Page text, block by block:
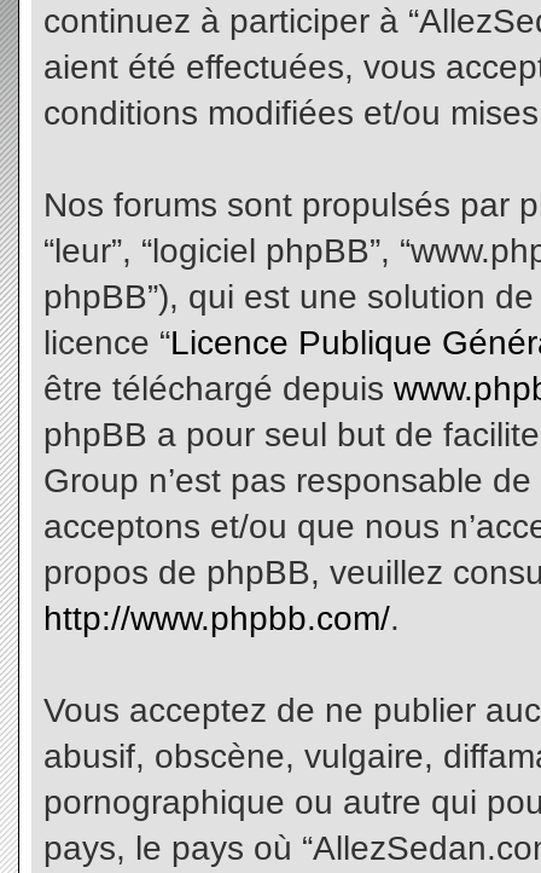
continuez à participer à
aient été effectuées, vous
conditions modifiées et/ou
Nos forums sont propulsés par
“leur”, “logiciel phpBB”,
phpBB”), qui est une solution
licence “Licence Publique
être téléchargé depuis
phpBB a pour seul but de
Group n’est pas responsable
acceptons et/ou que nous
propos de phpBB, veuillez
http://www.phpbb.com/.
Vous acceptez de ne publier
abusif, obscène, vulgaire,
pornographique ou autre qui
pays, le pays où